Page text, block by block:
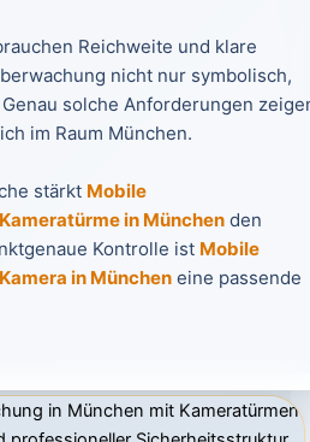
Reichweite und klare
nicht nur symbolisch,
solche Anforderungen
im Raum München.
stärkt Mobile
in München den
Kontrolle ist Mobile
in München eine passende